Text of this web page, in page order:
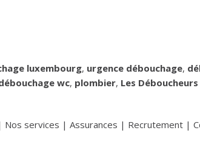
luxembourg, urgence débouchage,
wc, plombier, Les
Nos services | Assurances | Recrutement |